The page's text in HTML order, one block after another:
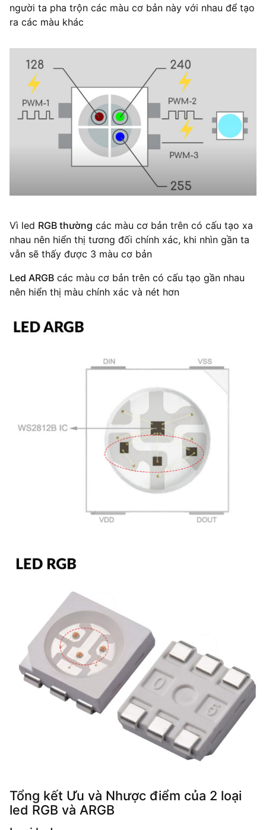
người ta pha trộn các màu cơ bản này với nhau để tạo
ra các màu khác
Vì led RGB thường các màu cơ bản trên có cấu tạo xa
nhau nên hiển thị tương đối chính xác, khi nhìn gần ta
vẫn sẽ thấy được 3 màu cơ bản
Led ARGB các màu cơ bản trên có cấu tạo gần nhau
nên hiển thị màu chính xác và nét hơn
Tổng kết Ưu và Nhược điểm của 2 loại
led RGB và ARGB